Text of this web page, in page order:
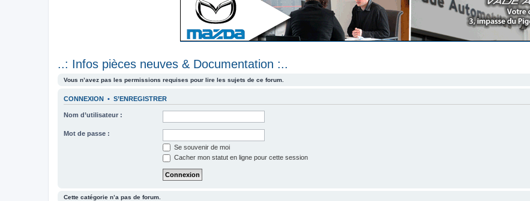
..: Infos pièces neuves & Documentation :..
Vous n’avez pas les permissions requises pour lire les sujets de ce forum.
CONNEXION • S’ENREGISTRER
Nom d’utilisateur :
Mot de passe :
Se souvenir de moi
Cacher mon statut en ligne pour cette session
Cette catégorie n’a pas de forum.